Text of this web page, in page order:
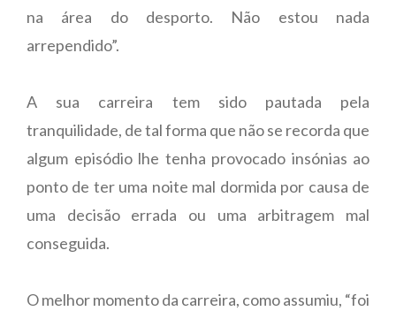
na área do desporto. Não estou nada
arrependido”.
A sua carreira tem sido pautada pela
tranquilidade, de tal forma que não se recorda que
algum episódio lhe tenha provocado insónias ao
ponto de ter uma noite mal dormida por causa de
uma decisão errada ou uma arbitragem mal
conseguida.
O melhor momento da carreira, como assumiu, “foi